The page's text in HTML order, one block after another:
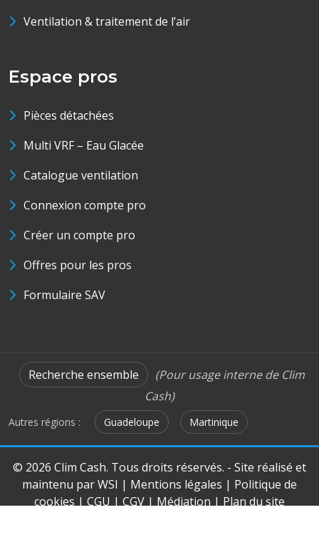
Ventilation & traitement de l’air
Espace pros
Pièces détachées
Multi VRF – Eau Glacée
Catalogue ventilation
Connexion compte pro
Créer un compte pro
Offres pour les pros
Formulaire SAV
Recherche ensemble
(Pour usage interne de Clim
Cash)
Autres régions : Guadeloupe Martinique
© 2026 Clim Cash. Tous droits réservés. - Site réalisé et
maintenu parWSI | Mentions légales | Politique de
cookies | CGU | CGV | Médiation | Plan du site